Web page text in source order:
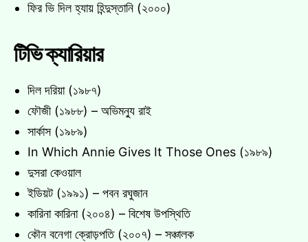
ফির ভি দিল হ্যায় হিন্দুস্তানি (২০০০)
টিভি ক্যারিয়ার
দিল দরিয়া (১৯৮৭)
ফৌজী (১৯৮৮) – অভিমন্যু রাই
সার্কাস (১৯৮৯)
In Which Annie Gives It Those Ones (১৯৮৯)
দুসরা কেওয়াল
ইডিয়ট (১৯৯১) – পবন রঘুজান
কারিনা কারিনা (২০০৪) – বিশেষ উপস্থিতি
কৌন বনেগা ক্রোড়পতি (২০০৭) – সঞ্চালক